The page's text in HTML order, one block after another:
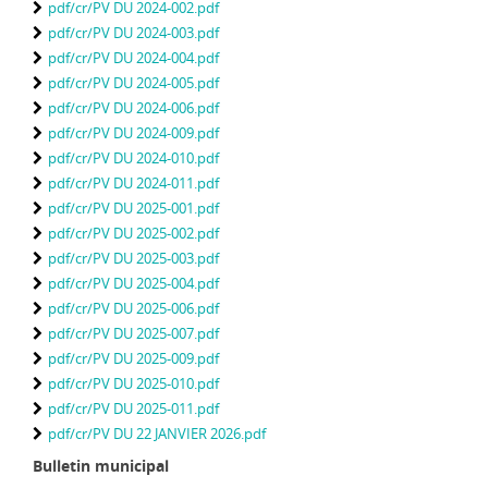
pdf/cr/PV DU 2024-002.pdf
pdf/cr/PV DU 2024-003.pdf
pdf/cr/PV DU 2024-004.pdf
pdf/cr/PV DU 2024-005.pdf
pdf/cr/PV DU 2024-006.pdf
pdf/cr/PV DU 2024-009.pdf
pdf/cr/PV DU 2024-010.pdf
pdf/cr/PV DU 2024-011.pdf
pdf/cr/PV DU 2025-001.pdf
pdf/cr/PV DU 2025-002.pdf
pdf/cr/PV DU 2025-003.pdf
pdf/cr/PV DU 2025-004.pdf
pdf/cr/PV DU 2025-006.pdf
pdf/cr/PV DU 2025-007.pdf
pdf/cr/PV DU 2025-009.pdf
pdf/cr/PV DU 2025-010.pdf
pdf/cr/PV DU 2025-011.pdf
pdf/cr/PV DU 22 JANVIER 2026.pdf
Bulletin municipal